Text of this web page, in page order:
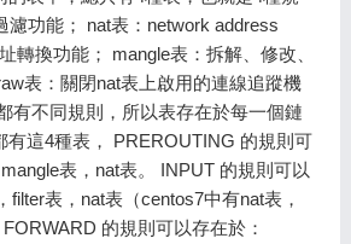
濾功能； nat表：network address
轉換功能； mangle表：拆解、修改、
表：關閉nat表上啟用的連線追蹤機
有不同規則，所以表存在於每一個鏈
有這4種表， PREROUTING 的規則可
表，nat表。 INPUT 的規則可以
filter表，nat表（centos7中有nat表，
的規則可以存在於：